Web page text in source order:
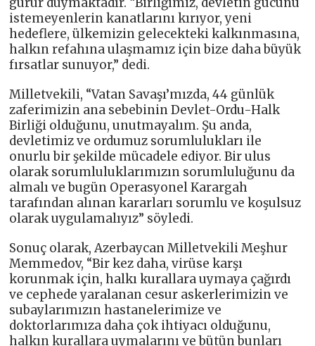
istemeyenlerin kanatlarını kırıyor, yeni
hedeflere, ülkemizin gelecekteki kalkınmasına,
halkın refahına ulaşmamız için bize daha büyük
fırsatlar sunuyor,” dedi.
Milletvekili, “Vatan Savaşı’mızda, 44 günlük
zaferimizin ana sebebinin Devlet-Ordu-Halk
Birliği olduğunu, unutmayalım. Şu anda,
devletimiz ve ordumuz sorumlulukları ile
onurlu bir şekilde mücadele ediyor. Bir ulus
olarak sorumluluklarımızın sorumluluğunu da
almalı ve bugün Operasyonel Karargah
tarafından alınan kararları sorumlu ve koşulsuz
olarak uygulamalıyız” söyledi.
Sonuç olarak, Azerbaycan Milletvekili Meşhur
Memmedov, “Bir kez daha, virüse karşı
korunmak için, halkı kurallara uymaya çağırdı
ve cephede yaralanan cesur askerlerimizin ve
subaylarımızın hastanelerimize ve
doktorlarımıza daha çok ihtiyacı olduğunu,
halkın kurallara uymalarını ve bütün bunları